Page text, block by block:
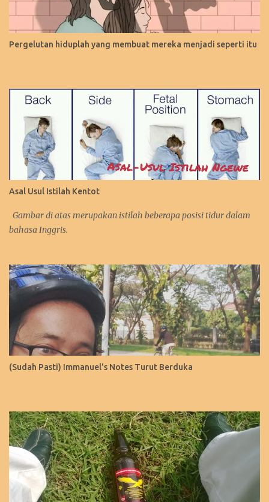
Pergelutan hiduplah yang membuat mereka menjadi seperti itu
Asal Usul Istilah Kentot
Gambar di atas merupakan istilah beberapa posisi tidur dalam
bahasa Inggris.
(Sudah Pasti) Immanuel's Notes Turut Berduka